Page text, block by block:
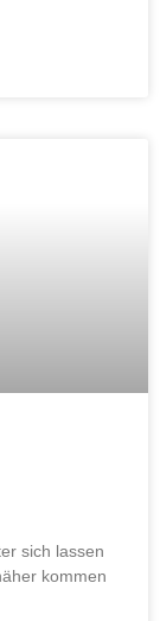
sich lassen
kommen